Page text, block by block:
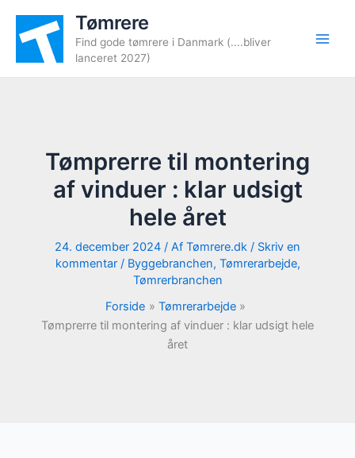
indholdet
Tømrere
Find gode tømrere i Danmark (....bliver
lanceret 2027)
Tømprerre til montering
af vinduer : klar udsigt
hele året
24. december 2024 / Af Tømrere.dk / Skriv en
kommentar / Byggebranchen, Tømrerarbejde,
Tømrerbranchen
Forside
Tømrerarbejde
Tømprerre til montering af vinduer : klar udsigt hele
året